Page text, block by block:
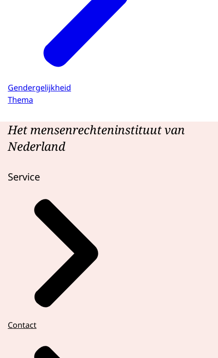
Gendergelijkheid
Thema
Het mensenrechteninstituut van
Nederland
Service
Contact